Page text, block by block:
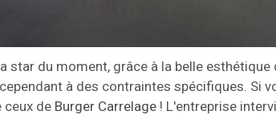
star du moment, grâce à la belle
à des contraintes spécifiques. Si
ceux de Burger Carrelage ! L'entreprise